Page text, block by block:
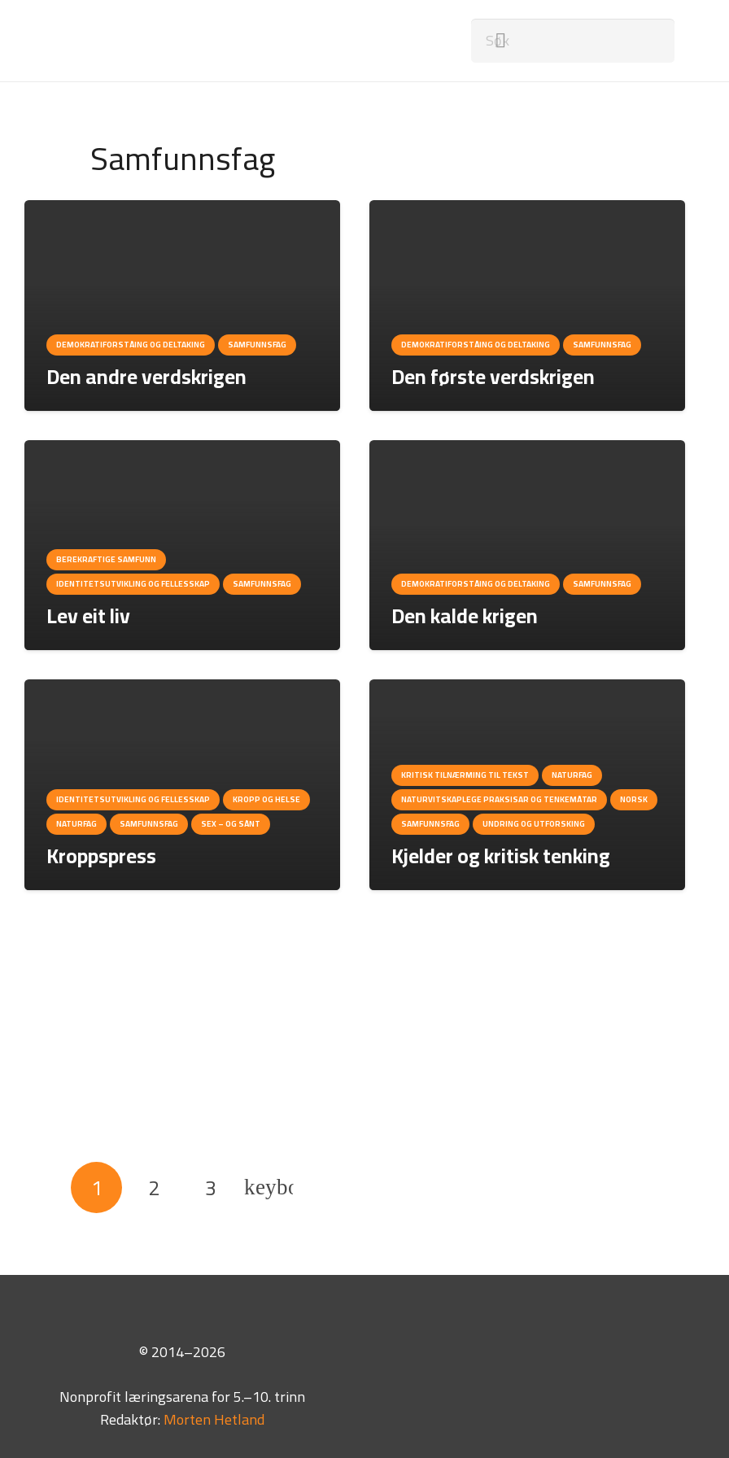
Samfunnsfag
DEMOKRATIFORSTÅING OG DELTAKING SAMFUNNSFAG
Den andre verdskrigen
DEMOKRATIFORSTÅING OG DELTAKING SAMFUNNSFAG
Den første verdskrigen
BEREKRAFTIGE SAMFUNN
IDENTITETSUTVIKLING OG FELLESSKAP
SAMFUNNSFAG
Lev eit liv
DEMOKRATIFORSTÅING OG DELTAKING SAMFUNNSFAG
Den kalde krigen
IDENTITETSUTVIKLING OG FELLESSKAP
KROPP OG HELSE
NATURFAG
SAMFUNNSFAG SEX – OG SÅNT
Kroppspress
KRITISK TILNÆRMING TIL TEKST
NATURFAG
NATURVITSKAPLEGE PRAKSISAR OG TENKEMÅTAR
NORSK
SAMFUNNSFAG
UNDRING OG UTFORSKING
Kjelder og kritisk tenking
1 2 3
© 2014–2026
Nonprofit læringsarena for 5.–10. trinn
Redaktør:Morten Hetland